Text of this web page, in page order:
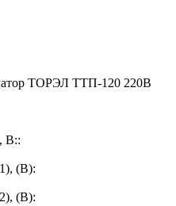
ТОРЭЛ ТТП-120 220В
В::
(В):
(В):